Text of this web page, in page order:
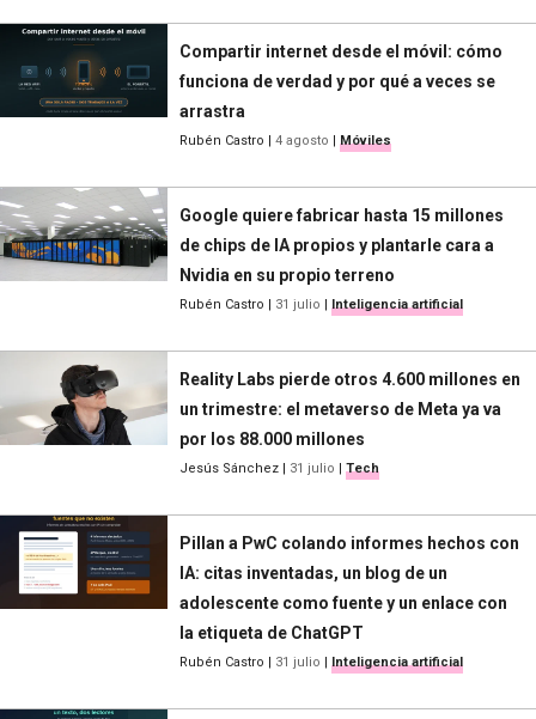
Compartir internet desde el móvil: cómo
funciona de verdad y por qué a veces se
arrastra
Rubén Castro | 4 agosto | Móviles
Google quiere fabricar hasta 15 millones
de chips de IA propios y plantarle cara a
Nvidia en su propio terreno
Rubén Castro | 31 julio | Inteligencia artificial
Reality Labs pierde otros 4.600 millones en
un trimestre: el metaverso de Meta ya va
por los 88.000 millones
Jesús Sánchez | 31 julio | Tech
Pillan a PwC colando informes hechos con
IA: citas inventadas, un blog de un
adolescente como fuente y un enlace con
la etiqueta de ChatGPT
Rubén Castro | 31 julio | Inteligencia artificial